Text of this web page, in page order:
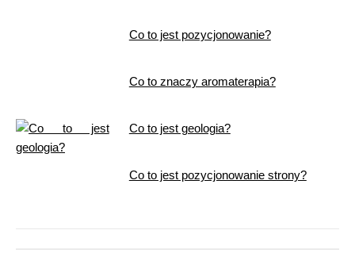
Co to jest pozycjonowanie?
Co to znaczy aromaterapia?
Co to jest geologia?
Co to jest pozycjonowanie strony?